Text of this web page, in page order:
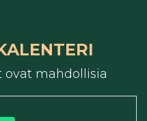
mahdollisia